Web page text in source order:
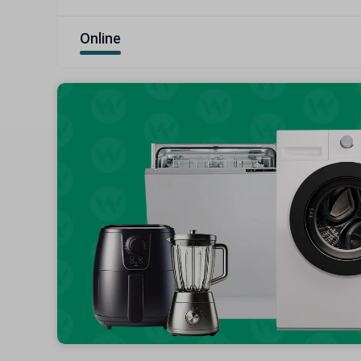
Online